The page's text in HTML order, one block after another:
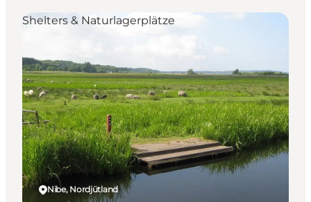
Erlebnisse
Unterkünfte
Nibe, Nordjütland
Shelters & Naturlagerplätze